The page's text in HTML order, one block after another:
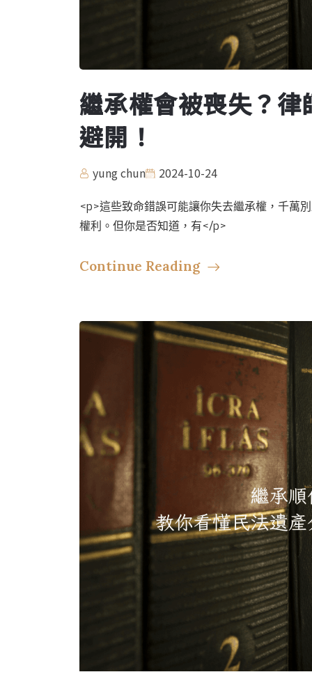
繼承權會被喪失？
避開！
yung chun 2024-10-24
<p>這些致命錯誤可能讓你失去繼承權，千萬
權利。但你是否知道，有</p>
Continue Reading